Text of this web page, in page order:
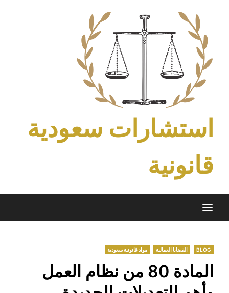
content
استشارات سعودية
قانونية
BLOG القضايا العمالية مواد قانونية سعودية
المادة 80 من نظام العمل